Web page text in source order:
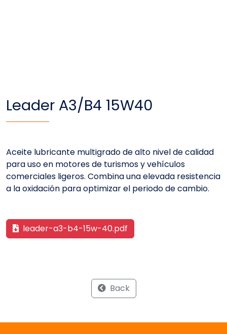
Leader A3/B4 15W40
Aceite lubricante multigrado de alto nivel de calidad
para uso en motores de turismos y vehículos
comerciales ligeros. Combina una elevada resistencia
a la oxidación para optimizar el periodo de cambio.
leader-a3-b4-15w-40.pdf
Back